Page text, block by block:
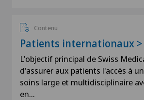
Contenu
Patients internationaux >
L'objectif principal de Swiss
d'assurer aux patients l'accès à
soins large et multidisciplinaire
en…